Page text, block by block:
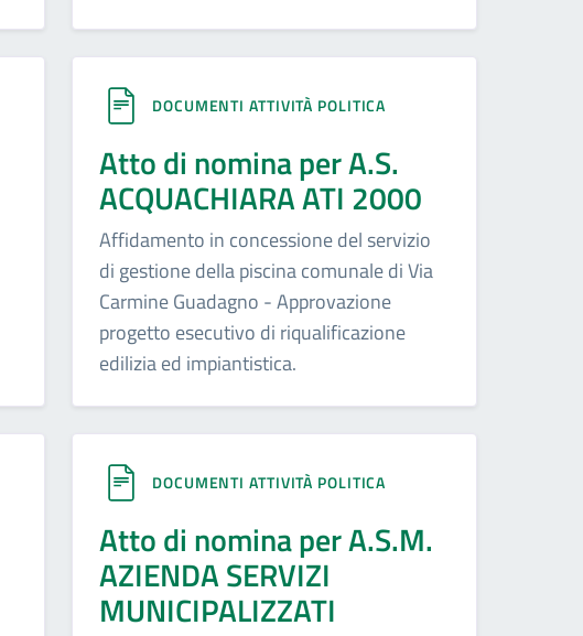
DOCUMENTI ATTIVITÀ POLITICA
Atto di nomina per A.S.
ACQUACHIARA ATI 2000
Affidamento in concessione del servizio
di gestione della piscina comunale di Via
Carmine Guadagno - Approvazione
progetto esecutivo di riqualificazione
edilizia ed impiantistica.
DOCUMENTI ATTIVITÀ POLITICA
Atto di nomina per A.S.M.
AZIENDA SERVIZI
MUNICIPALIZZATI